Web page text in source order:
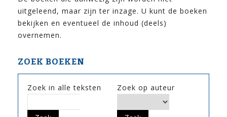
uitgeleend, maar zijn ter inzage. U kunt de boeken
bekijken en eventueel de inhoud (deels)
overnemen.
ZOEK BOEKEN
Zoek in alle teksten Zoek op auteur